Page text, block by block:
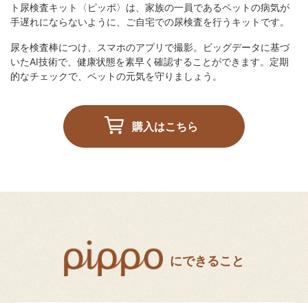
ト尿検査キット〈ピッポ〉は、家族の一員であるペットの病気が
手遅れにならないように、ご自宅での尿検査を行うキットです。
尿を検査棒につけ、スマホのアプリで撮影。ビッグデータに基づ
いたAI技術で、健康状態を素早く確認することができます。定期
的なチェックで、ペットの元気を守りましょう。
購入はこちら
にできること